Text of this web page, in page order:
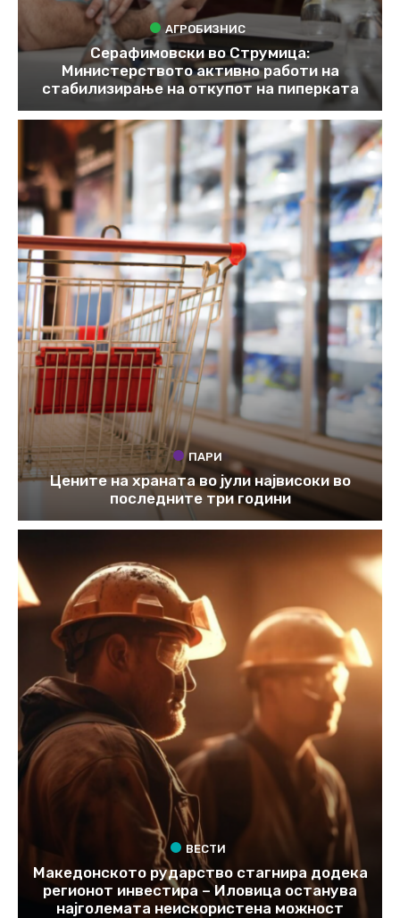
АГРОБИЗНИС
Серафимовски во Струмица:
Министерството активно работи на
стабилизирање на откупот на пиперката
ПАРИ
Цените на храната во јули највисоки во
последните три години
ВЕСТИ
Македонското рударство стагнира додека
регионот инвестира – Иловица останува
најголемата неискористена можност